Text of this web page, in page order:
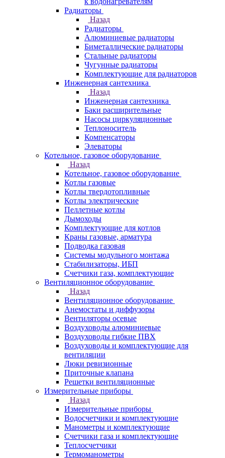
Радиаторы
Назад
Радиаторы
Алюминиевые радиаторы
Биметаллические радиаторы
Стальные радиаторы
Чугунные радиаторы
Комплектующие для радиаторов
Инженерная сантехника
Назад
Инженерная сантехника
Баки расширительные
Насосы циркуляционные
Теплоноситель
Компенсаторы
Элеваторы
Котельное, газовое оборудование
Назад
Котельное, газовое оборудование
Котлы газовые
Котлы твердотопливные
Котлы электрические
Пеллетные котлы
Дымоходы
Комплектующие для котлов
Краны газовые, арматура
Подводка газовая
Системы модульного монтажа
Стабилизаторы, ИБП
Счетчики газа, комплектующие
Вентиляционное оборудование
Назад
Вентиляционное оборудование
Анемостаты и диффузоры
Вентиляторы осевые
Воздуховоды алюминиевые
Воздуховоды гибкие ПВХ
Воздуховоды и комплектующие для
вентиляции
Люки ревизионные
Приточные клапана
Решетки вентиляционные
Измерительные приборы
Назад
Измерительные приборы
Водосчетчики и комплектующие
Манометры и комплектующие
Счетчики газа и комплектующие
Теплосчетчики
Термоманометры